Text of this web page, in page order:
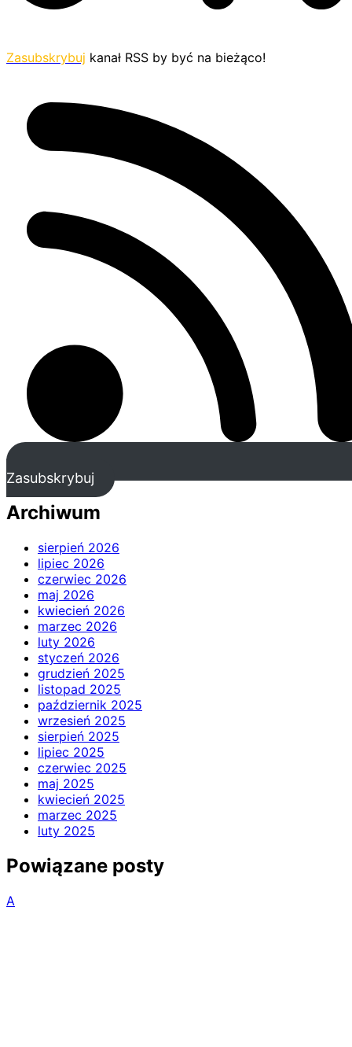
Zasubskrybuj kanał RSS by być na bieżąco!
Zasubskrybuj
Archiwum
sierpień 2026
lipiec 2026
czerwiec 2026
maj 2026
kwiecień 2026
marzec 2026
luty 2026
styczeń 2026
grudzień 2025
listopad 2025
październik 2025
wrzesień 2025
sierpień 2025
lipiec 2025
czerwiec 2025
maj 2025
kwiecień 2025
marzec 2025
luty 2025
Powiązane posty
A